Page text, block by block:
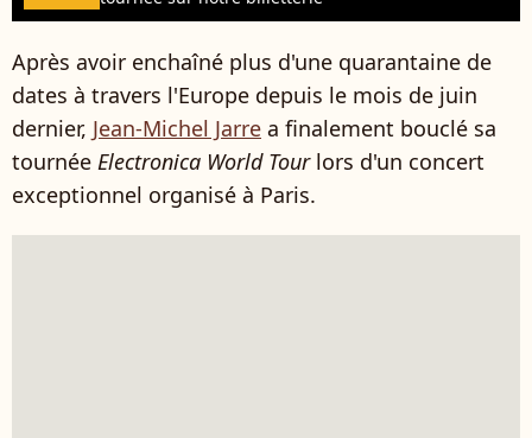
Après avoir enchaîné plus d'une quarantaine de
dates à travers l'Europe depuis le mois de juin
dernier, Jean-Michel Jarre a finalement bouclé sa
tournée Electronica World Tourlors d'un concert
exceptionnel organisé à Paris.